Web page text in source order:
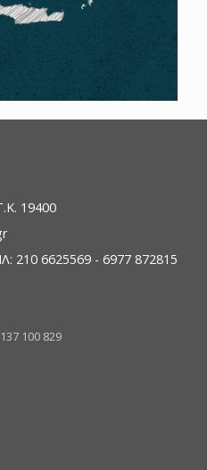
19400
210 6625569 - 6977 872815
100 829